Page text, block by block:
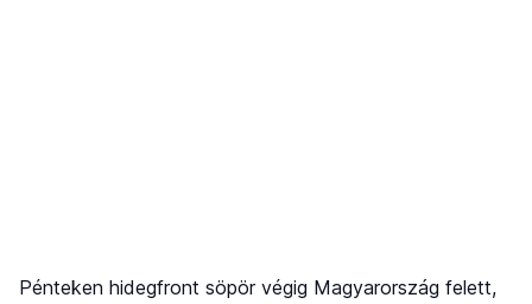
Pénteken hidegfront söpör végig Magyarország felett,